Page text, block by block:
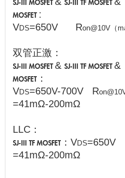
SJ-III MOSFET SJ-III TF MOSFET
MOSFET
:
VDS=650V Ron@10V（
双管正激：
SJ-III MOSFET & SJ-III TF MOSFET &
MOSFET
：
VDS=650V-700V R
=41mΩ-200mΩ
LLC：
SJ-III TF MOSFET ：VDS=650V
=41mΩ-200mΩ